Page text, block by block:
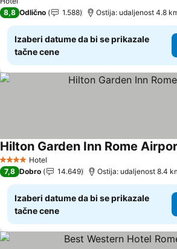
8,8 Odlično 1.588 Ostija: udaljenost 4.8
Izaberi datume da bi se prikazale
tačne cene
4 ZvezdiceHotel
Hilton Garden Inn Rome
7,8 Dobro 14.649 Ostija: udaljenost 8.4
Izaberi datume da bi se prikazale
tačne cene